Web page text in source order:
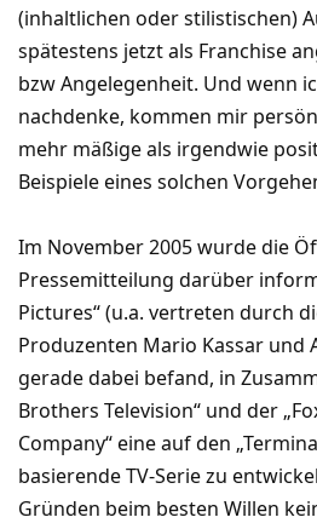
(inhaltlichen oder stilistischen)
spätestens jetzt als Franchise
bzw Angelegenheit. Und wenn
nachdenke, kommen mir
mehr mäßige als irgendwie
Beispiele eines solchen
Im November 2005 wurde die
Pressemitteilung darüber
Pictures“ (u.a. vertreten durch
Produzenten Mario Kassar und
gerade dabei befand, in
Brothers Television“ und der
Company“ eine auf den
basierende TV-Serie zu
Gründen beim besten Willen